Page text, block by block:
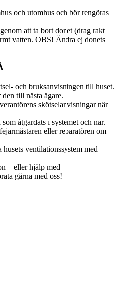
och utomhus och bör rengöras
att ta bort donet (drag rakt
vatten. OBS! Ändra ej donets
och bruksanvisningen till huset.
till nästa ägare.
skötselanvisningar när
åtgärdats i systemet och när.
eller reparatören om
ventilationssystem med
– eller hjälp med
gärna med oss!